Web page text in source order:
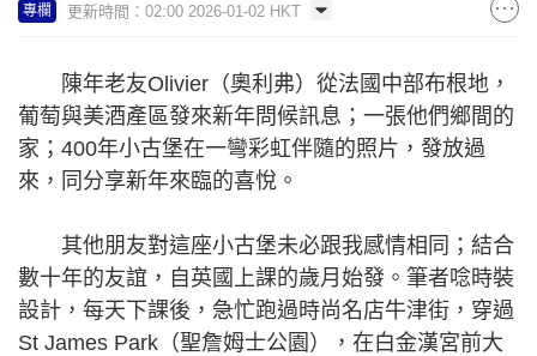
專欄 更新時間：02:00 2026-01-02 HKT
陳年老友Olivier（奧利弗）從法國中部布根地，
葡萄與美酒產區發來新年問候訊息；一張他們鄉間的
家；400年小古堡在一彎彩虹伴隨的照片，發放過
來，同分享新年來臨的喜悅。
其他朋友對這座小古堡未必跟我感情相同；結合
數十年的友誼，自英國上課的歲月始發。筆者唸時裝
設計，每天下課後，急忙跑過時尚名店牛津街，穿過
St James Park（聖詹姆士公園），在白金漢宮前大